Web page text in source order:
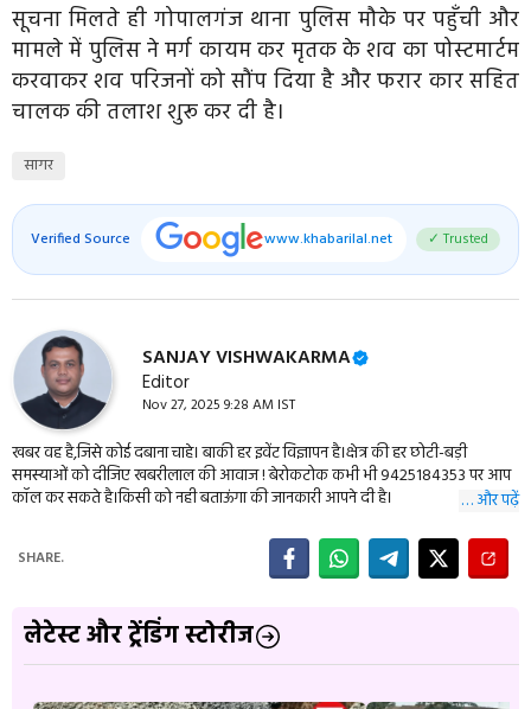
सूचना मिलते ही गोपालगंज थाना पुलिस मौके पर पहुँची और
मामले में पुलिस ने मर्ग कायम कर मृतक के शव का पोस्टमार्टम
करवाकर शव परिजनों को सौंप दिया है और फरार कार सहित
चालक की तलाश शुरू कर दी है।
सागर
Verified Source www.khabarilal.net ✓ Trusted
SANJAY VISHWAKARMA
Editor
Nov 27, 2025 9:28 AM IST
खबर वह है,जिसे कोई दबाना चाहे। बाकी हर इवेंट विज्ञापन है।क्षेत्र की हर छोटी-बड़ी
समस्याओं को दीजिए खबरीलाल की आवाज ! बेरोकटोक कभी भी 9425184353 पर आप
कॉल कर सकते है।किसी को नही बताऊंगा की जानकारी आपने दी है।
… और पढ़ें
SHARE.
लेटेस्ट और ट्रेंडिंग स्टोरीज